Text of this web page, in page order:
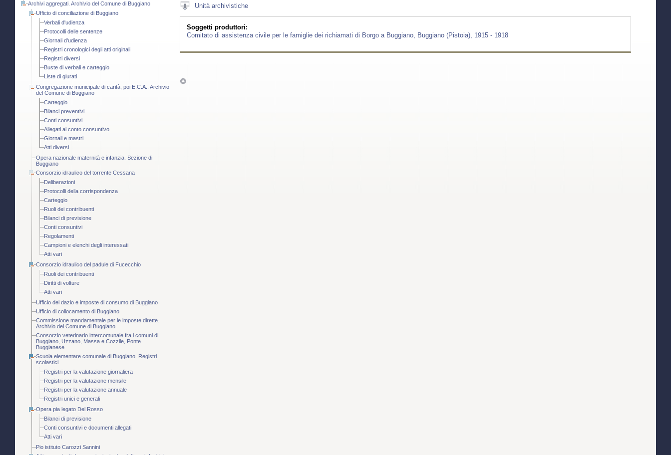
Archivi aggregati. Archivio del Comune di Buggiano
Ufficio di conciliazione di Buggiano
Verbali d'udienza
Protocolli delle sentenze
Giornali d'udienza
Registri cronologici degli atti originali
Registri diversi
Buste di verbali e carteggio
Liste di giurati
Congregazione municipale di carità, poi E.C.A.. Archivio
del Comune di Buggiano
Carteggio
Bilanci preventivi
Conti consuntivi
Allegati al conto consuntivo
Giornali e mastri
Atti diversi
Opera nazionale maternità e infanzia. Sezione di
Buggiano
Consorzio idraulico del torrente Cessana
Deliberazioni
Protocolli della corrispondenza
Carteggio
Ruoli dei contribuenti
Bilanci di previsione
Conti consuntivi
Regolamenti
Campioni e elenchi degli interessati
Atti vari
Consorzio idraulico del padule di Fucecchio
Ruoli dei contribuenti
Diritti di volture
Atti vari
Ufficio del dazio e imposte di consumo di Buggiano
Ufficio di collocamento di Buggiano
Commissione mandamentale per le imposte dirette.
Archivio del Comune di Buggiano
Consorzio veterinario intercomunale fra i comuni di
Buggiano, Uzzano, Massa e Cozzile, Ponte
Buggianese
Scuola elementare comunale di Buggiano. Registri
scolastici
Registri per la valutazione giornaliera
Registri per la valutazione mensile
Registri per la valutazione annuale
Registri unici e generali
Opera pia legato Del Rosso
Bilanci di previsione
Conti consuntivi e documenti allegati
Atti vari
Pio istituto Carozzi Sannini
Unità archivistiche
Soggetti produttori:
Comitato di assistenza civile per le famiglie dei richiamati di Borgo a Buggiano, Buggiano (Pistoia), 1915 - 1918